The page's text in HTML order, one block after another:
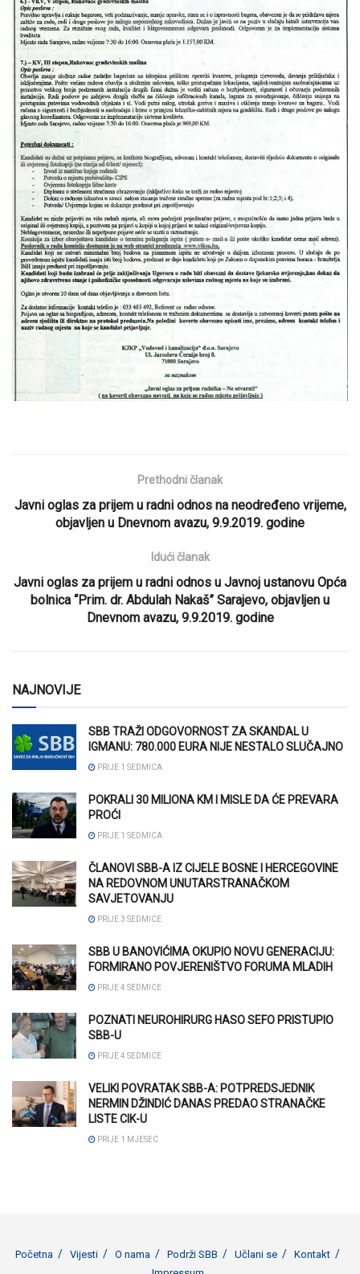
Prethodni članak
Javni oglas za prijem u radni odnos na neodređeno vrijeme,
objavljen u Dnevnom avazu, 9.9.2019. godine
Idući članak
Javni oglas za prijem u radni odnos u Javnoj ustanovu Opća
bolnica “Prim. dr. Abdulah Nakaš” Sarajevo, objavljen u
Dnevnom avazu, 9.9.2019. godine
NAJNOVIJE
SBB TRAŽI ODGOVORNOST ZA SKANDAL U
IGMANU: 780.000 EURA NIJE NESTALO SLUČAJNO
PRIJE 1 SEDMICA
POKRALI 30 MILIONA KM I MISLE DA ĆE PREVARA
PROĆI
PRIJE 1 SEDMICA
ČLANOVI SBB-A IZ CIJELE BOSNE I HERCEGOVINE
NA REDOVNOM UNUTARSTRANAČKOM
SAVJETOVANJU
PRIJE 3 SEDMICE
SBB U BANOVIĆIMA OKUPIO NOVU GENERACIJU:
FORMIRANO POVJERENIŠTVO FORUMA MLADIH
PRIJE 4 SEDMICE
POZNATI NEUROHIRURG HASO SEFO PRISTUPIO
SBB-U
PRIJE 4 SEDMICE
VELIKI POVRATAK SBB-A: POTPREDSJEDNIK
NERMIN DŽINDIĆ DANAS PREDAO STRANAČKE
LISTE CIK-U
PRIJE 1 MJESEC
Početna Vijesti O nama Podrži SBB Učlani se
Kontakt